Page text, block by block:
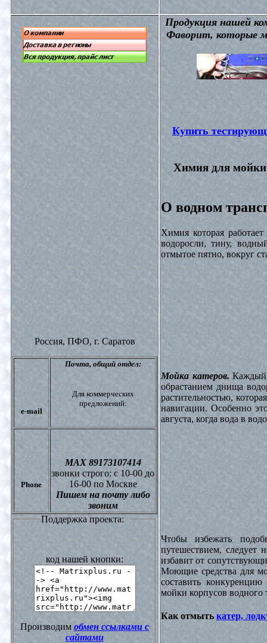
Россия, ПФО, г. Саратов
e-mail
Почта, общий отдел:
Для коммерческих
предложений:
Phone
МАХ 89173107414
звонки строго: с 10-00 до
16-00 по Москве
Пишем на почту либо
звоним
Поддержка проекта:
код нашей кнопки:
Производим обмен ссылками с
сайтами
Продукция нашей
Фаворит, которые
Купить
Химия для мойки
О водном
Химия которая
водоросли, тину,
отмытое пятно, вокруг
Мойка катеров.Каждый
обрастанием днища
растительностью,
навигации. Особенно
августа, когда вода в
Чтобы избежать
путешествием, следует
избавит от
Моющие средства для
составить
мойки корпусов водного
Как отмыть катер,